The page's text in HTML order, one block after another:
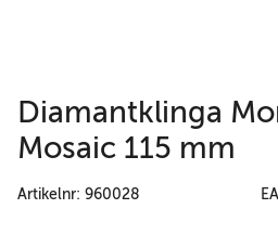
Diamantklinga
Mosaic 115 mm
Artikelnr: 960028